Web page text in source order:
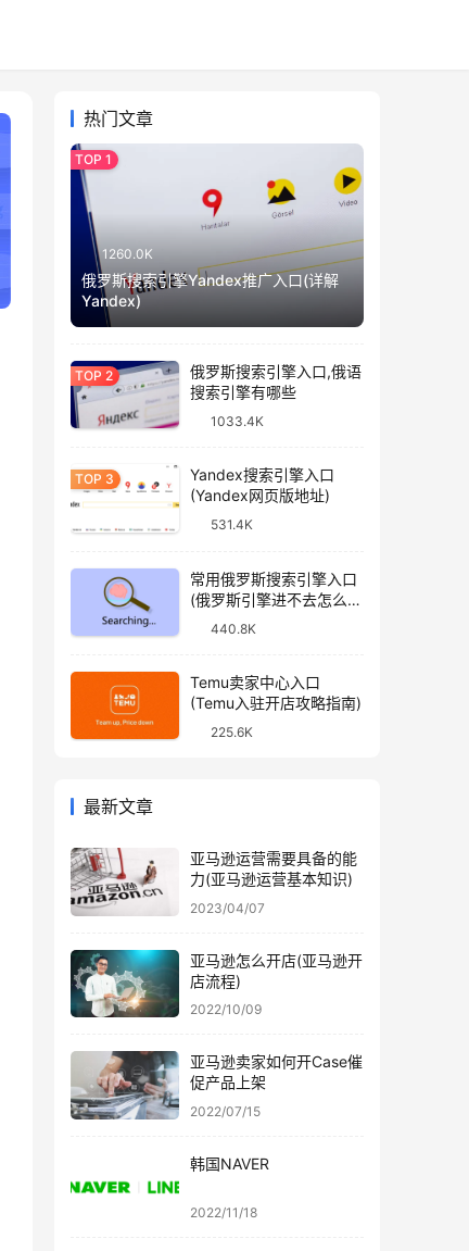
热门文章
1260.0K
俄罗斯搜索引擎Yandex推广入口(详解
Yandex)
俄罗斯搜索引擎入口,俄语
搜索引擎有哪些
1033.4K
Yandex搜索引擎入口
(Yandex网页版地址)
531.4K
常用俄罗斯搜索引擎入口
(俄罗斯引擎进不去怎么
440.8K
Temu卖家中心入口
(Temu入驻开店攻略指南)
225.6K
最新文章
亚马逊运营需要具备的能
力(亚马逊运营基本知识)
2023/04/07
亚马逊怎么开店(亚马逊开
店流程)
2022/10/09
亚马逊卖家如何开Case催
促产品上架
2022/07/15
韩国NAVER
2022/11/18